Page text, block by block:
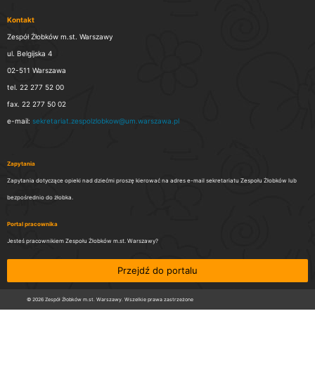
Kontakt
Zespół Żłobków m.st. Warszawy
ul. Belgijska 4
02-511 Warszawa
tel. 22 277 52 00
fax. 22 277 50 02
e-mail: sekretariat.zespolzlobkow@um.warszawa.pl
Zapytania
Zapytania dotyczące opieki nad dziećmi proszę kierować na adres e-mail sekretariatu Zespołu Żłobków lub
bezpośrednio do żłobka.
Portal pracownika
Jesteś pracownikiem Zespołu Żłobków m.st. Warszawy?
Przejdź do portalu
© 2026 Zespół Żłobków m.st. Warszawy. Wszelkie prawa zastrzeżone